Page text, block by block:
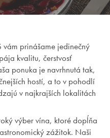
vám prinášame jedinečný
kvalitu, čerstvosť
ponuka je navrhnutá tak,
hostí, a to v pohodlí
v najkrajších lokalitách
výber vína, ktoré dopĺňa
zážitok. Naši